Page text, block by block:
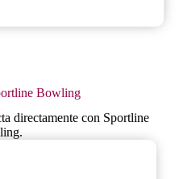
Bowling
directamente con Sportline